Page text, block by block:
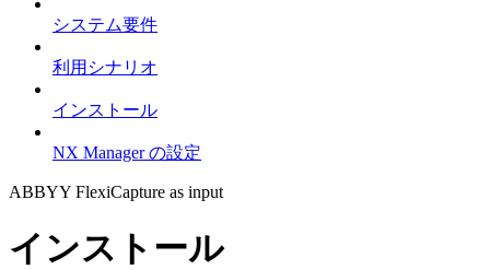
システム要件
利用シナリオ
インストール
NX Manager の設定
ABBYY FlexiCapture as input
インストール